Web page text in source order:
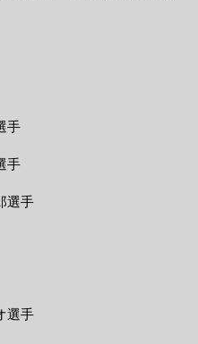
手
手
選手
選手